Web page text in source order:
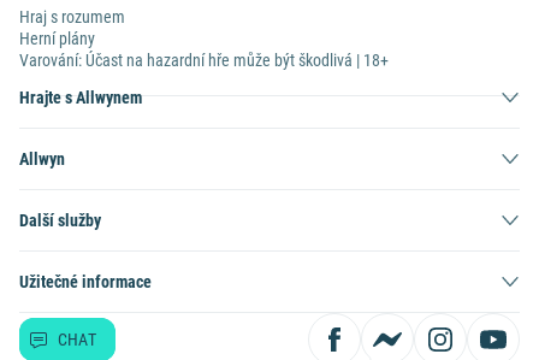
Hraj s rozumem
Herní plány
Varování: Účast na hazardní hře může být škodlivá | 18+
Hrajte s Allwynem
Allwyn
Další služby
Užitečné informace
CHAT